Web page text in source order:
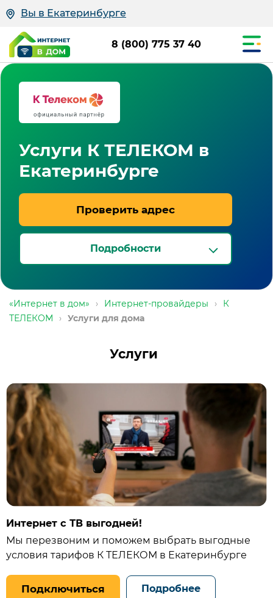
Вы в Екатеринбурге
8 (800) 775 37 40
Услуги К ТЕЛЕКОМ в
Екатеринбурге
Проверить адрес
Подробности
«Интернет в дом» › Интернет-провайдеры ›
К
ТЕЛЕКОМ
› Услуги для дома
Услуги
Интернет с ТВ выгодней!
Мы перезвоним и поможем выбрать выгодные
условия тарифов К ТЕЛЕКОМ в Екатеринбурге
Подключиться Подробнее